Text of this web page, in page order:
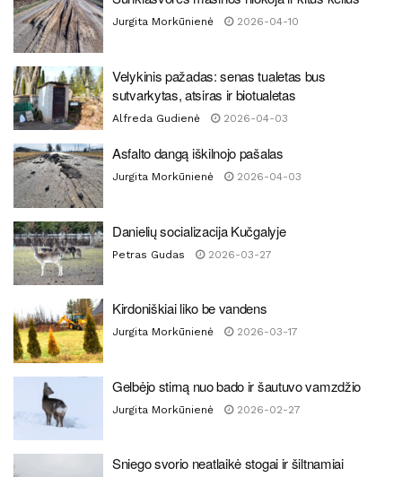
Jurgita Morkūnienė 2026-04-10
Velykinis pažadas: senas tualetas bus
sutvarkytas, atsiras ir biotualetas
Alfreda Gudienė 2026-04-03
Asfalto dangą iškilnojo pašalas
Jurgita Morkūnienė 2026-04-03
Danielių socializacija Kučgalyje
Petras Gudas 2026-03-27
Kirdoniškiai liko be vandens
Jurgita Morkūnienė 2026-03-17
Gelbėjo stirną nuo bado ir šautuvo vamzdžio
Jurgita Morkūnienė 2026-02-27
Sniego svorio neatlaikė stogai ir šiltnamiai